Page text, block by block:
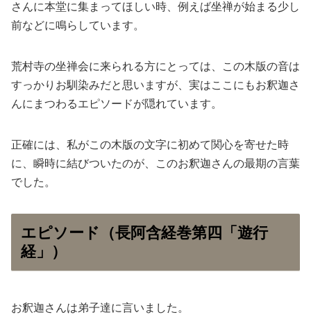
さんに本堂に集まってほしい時、例えば坐禅が始まる少し
前などに鳴らしています。
荒村寺の坐禅会に来られる方にとっては、この木版の音は
すっかりお馴染みだと思いますが、実はここにもお釈迦さ
んにまつわるエピソードが隠れています。
正確には、私がこの木版の文字に初めて関心を寄せた時
に、瞬時に結びついたのが、このお釈迦さんの最期の言葉
でした。
エピソード（長阿含経巻第四「遊行
経」）
お釈迦さんは弟子達に言いました。